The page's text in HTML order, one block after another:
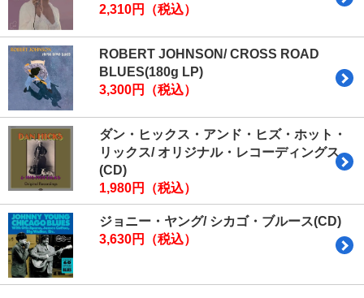
2,310円（税込）
ROBERT JOHNSON/ CROSS ROAD
BLUES(180g LP)
3,300円（税込）
ダン・ヒックス・アンド・ヒズ・ホット・
リックス/ オリジナル・レコーディングス
(CD)
1,980円（税込）
ジョニー・ヤング/ シカゴ・ブルース(CD)
3,630円（税込）